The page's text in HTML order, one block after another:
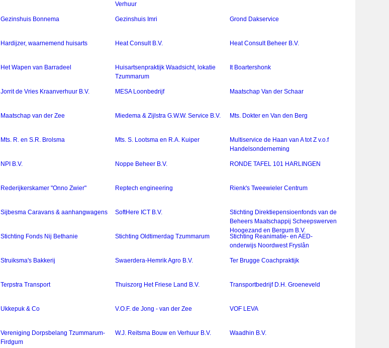
Verhuur
Gezinshuis Bonnema Gezinshuis Imri Grond Dakservice
Hardijzer, waarnemend huisarts Heat Consult B.V. Heat Consult Beheer B.V.
Het Wapen van Barradeel
Huisartsenpraktijk Waadsicht, lokatie
Tzummarum
It Boartershonk
Jorrit de Vries Kraanverhuur B.V. MESA Loonbedrijf Maatschap Van der Schaar
Maatschap van der Zee Miedema & Zijlstra G.W.W. Service B.V. Mts. Dokter en Van den Berg
Mts. R. en S.R. Brolsma Mts. S. Lootsma en R.A. Kuiper
Multiservice de Haan van A tot Z v.o.f
Handelsonderneming
NPI B.V. Noppe Beheer B.V. RONDE TAFEL 101 HARLINGEN
Rederijkerskamer "Onno Zwier" Reptech engineering Rienk's Tweewieler Centrum
Sijbesma Caravans & aanhangwagens SoftHere ICT B.V.
Stichting Direktiepensioenfonds van de
Beheers Maatschappij Scheepswerven
Hoogezand en Bergum B.V.
Stichting Fonds Nij Bethanie
Stichting Oldtimerdag Tzummarum
Stichting Reanimatie- en AED-
onderwijs Noordwest Fryslân
Struiksma's Bakkerij Swaerdera-Hemrik Agro B.V. Ter Brugge Coachpraktijk
Terpstra Transport Thuiszorg Het Friese Land B.V. Transportbedrijf D.H. Groeneveld
Ukkepuk & Co V.O.F. de Jong - van der Zee VOF LEVA
Vereniging Dorpsbelang Tzummarum-
Firdgum
W.J. Reitsma Bouw en Verhuur B.V. Waadhin B.V.